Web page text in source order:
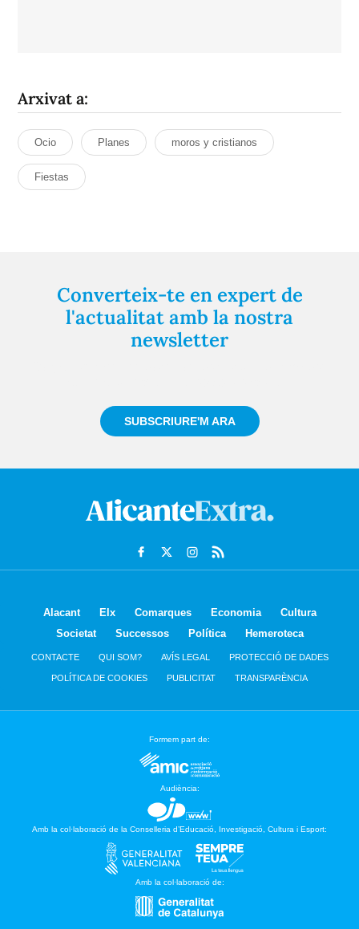
Arxivat a:
Ocio Planes moros y cristianos
Fiestas
Converteix-te en expert de
l'actualitat amb la nostra
newsletter
SUBSCRIURE'M ARA
Alacant Elx Comarques Economia
Cultura
Societat
Successos Política Hemeroteca
CONTACTE QUI SOM? AVÍS LEGAL PROTECCIÓ DE DADES
POLÍTICA DE COOKIES PUBLICITAT TRANSPARÈNCIA
Formem part de:
Audiència:
Amb la col·laboració de la Conselleria d’Educació, Investigació, Cultura i Esport:
Amb la col·laboració de: